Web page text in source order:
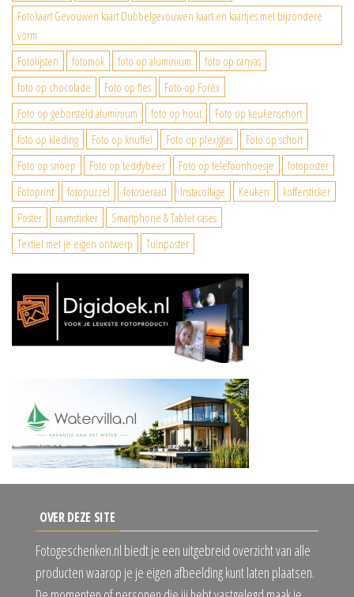
Fotokaart Gevouwen kaart Dubbelgevouwen kaart en kaartjes met bijzondere
vorm
Fotolijsten
fotomok foto op aluminium
foto op canvas
foto op chocolade
Foto op fles
Foto op Forex
Foto op geborsteld aluminium
foto op hout
Foto op keukenschort
foto op kleding
Foto op knuffel Foto op plexiglas
Foto op schort
Foto op snoep
Foto op teddybeer Foto op telefoonhoesje
fotoposter
Fotoprint
fotopuzzel fotosieraad Instacollage Keuken
koffersticker
Poster
raamsticker
Smartphone & Tablet cases
Textiel met je eigen ontwerp
Tuinposter
OVER DEZE SITE
Fotogeschenken.nl biedt je een uitgebreid overzicht van alle
producten waarop je je eigen afbeelding kunt laten plaatsen.